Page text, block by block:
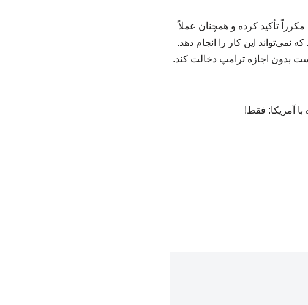
تأکید کرده و همچنان عملاً
نمی‌تواند این کار را انجام دهد.
بدون اجازه ترامپ دخالت کند.